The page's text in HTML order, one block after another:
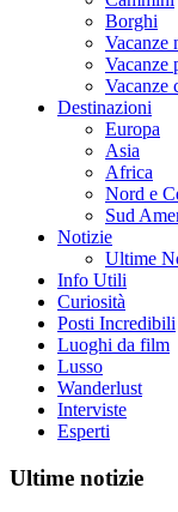
Borghi
Vacanze
Vacanze
Vacanze
Destinazioni
Europa
Asia
Africa
Nord e
Sud
Notizie
Ultime
Info Utili
Curiosità
Posti Incredibili
Luoghi da film
Lusso
Wanderlust
Interviste
Esperti
Ultime notizie